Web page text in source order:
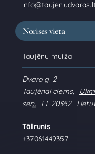
Norises vieta
Taujēnu muiža
Dvaro g. 2
Taujėnai ciems,
sen.
LT-20352
Tālrunis
+37061449357